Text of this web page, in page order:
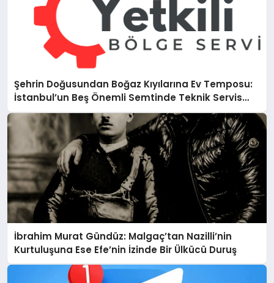
Şehrin Doğusundan Boğaz Kıyılarına Ev Temposu:
İstanbul’un Beş Önemli Semtinde Teknik Servis
Deneyimi
İbrahim Murat Gündüz: Malgaç’tan Nazilli’nin
Kurtuluşuna Ese Efe’nin İzinde Bir Ülkücü Duruş